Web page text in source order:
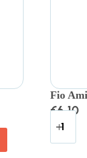
Fio
€6.10